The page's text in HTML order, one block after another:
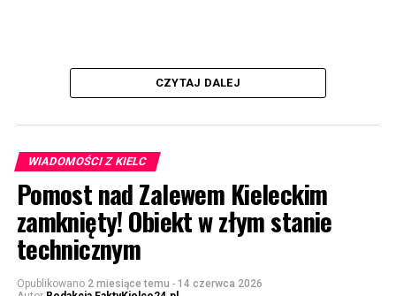
CZYTAJ DALEJ
WIADOMOŚCI Z KIELC
Pomost nad Zalewem Kieleckim
zamknięty! Obiekt w złym stanie
technicznym
Opublikowano 2 miesiące temu - 14 czerwca 2026